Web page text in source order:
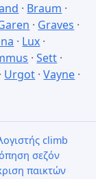
· Braum ·
· Graves ·
· Lux ·
·Sett ·
· Urgot ·Vayne ·
climb
σεζόν
παικτών